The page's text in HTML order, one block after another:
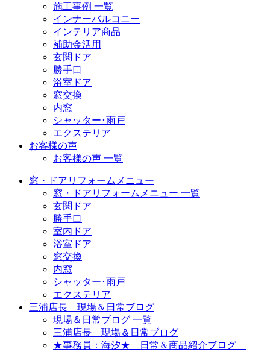
施工事例 一覧
インナーバルコニー
インテリア商品
補助金活用
玄関ドア
勝手口
浴室ドア
窓交換
内窓
シャッター･雨戸
エクステリア
お客様の声
お客様の声 一覧
窓・ドアリフォームメニュー
窓・ドアリフォームメニュー 一覧
玄関ドア
勝手口
室内ドア
浴室ドア
窓交換
内窓
シャッター･雨戸
エクステリア
三浦店長 現場＆日常ブログ
現場＆日常ブログ 一覧
三浦店長 現場＆日常ブログ
★事務員：海汐★ 日常＆商品紹介ブログ